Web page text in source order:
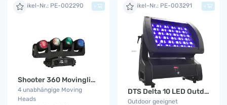
Artikel-Nr.: PE-002290
Shooter 360 Movinglight
4 unabhängige Moving
Heads
+ Artikel-Nr.: PE-003291
DTS Delta 10 LED Outdoor Funk
Outdoor geeignet
+